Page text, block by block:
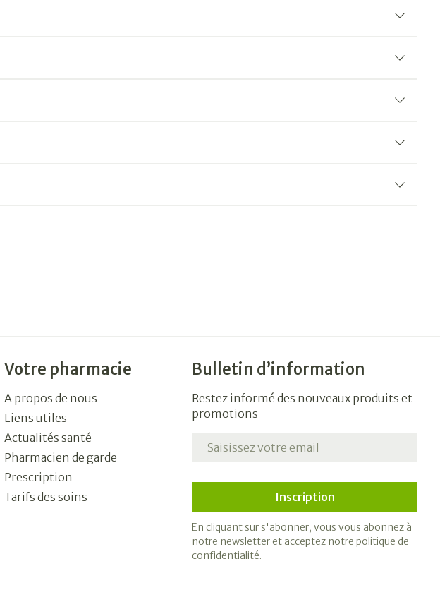
Votre pharmacie
A propos de nous
Liens utiles
Actualités santé
Pharmacien de garde
Prescription
Tarifs des soins
Bulletin d’information
Restez informé des nouveaux produits et
promotions
Adresse mail
Inscription
En cliquant sur s'abonner, vous vous abonnez à
notre newsletter et acceptez notrepolitique de
confidentialité.